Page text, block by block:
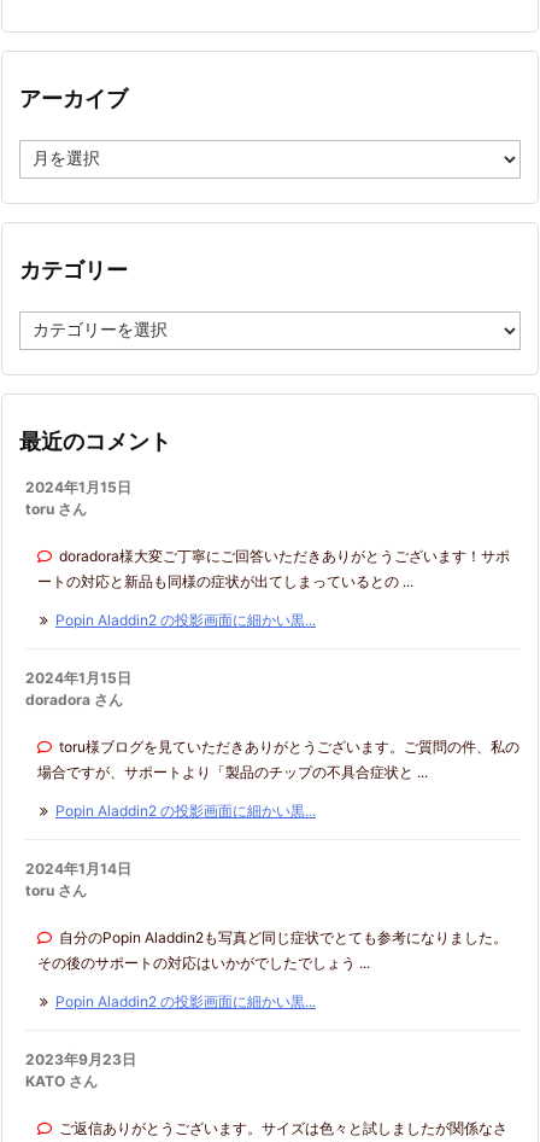
アーカイブ
ー
イ
カテゴリー
テ
リ
最近のコメント
2024年1月15日
toru さん
doradora様大変ご丁寧にご回答いただきありがとうございます！サポ
ートの対応と新品も同様の症状が出てしまっているとの ...
Popin Aladdin2 の投影画面に細かい黒...
2024年1月15日
doradora さん
toru様ブログを見ていただきありがとうございます。ご質問の件、私の
場合ですが、サポートより「製品のチップの不具合症状と ...
Popin Aladdin2 の投影画面に細かい黒...
2024年1月14日
toru さん
自分のPopin Aladdin2も写真ど同じ症状でとても参考になりました。
その後のサポートの対応はいかがでしたでしょう ...
Popin Aladdin2 の投影画面に細かい黒...
2023年9月23日
KATO さん
ご返信ありがとうございます。サイズは色々と試しましたが関係なさ